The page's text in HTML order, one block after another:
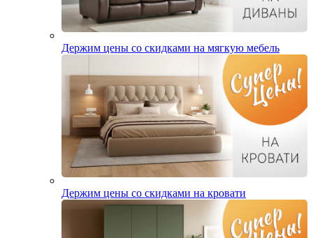
Держим цены со скидками на мягкую мебель
Держим цены со скидками на кровати